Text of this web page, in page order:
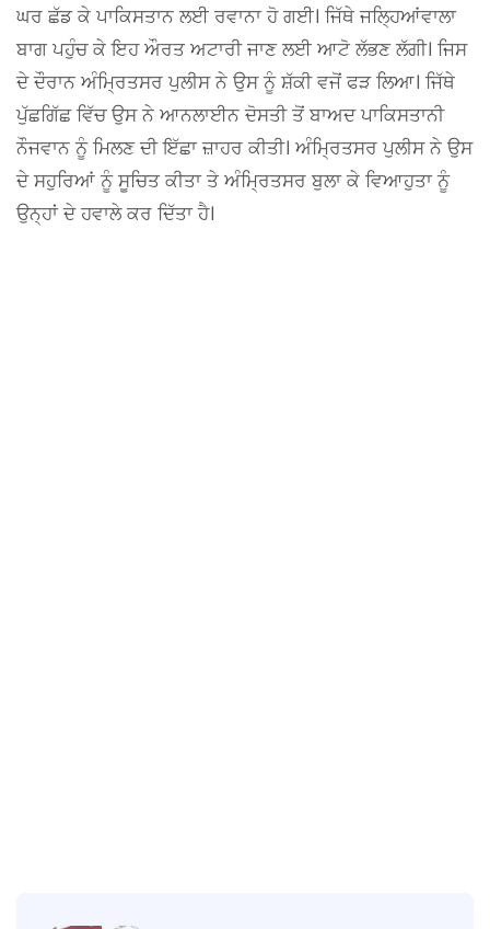
ਘਰ ਛੱਡ ਕੇ ਪਾਕਿਸਤਾਨ ਲਈ ਰਵਾਨਾ ਹੋ ਗਈ। ਜਿੱਥੇ ਜਲ੍ਹਿਆਂਵਾਲਾ
ਬਾਗ ਪਹੁੰਚ ਕੇ ਇਹ ਔਰਤ ਅਟਾਰੀ ਜਾਣ ਲਈ ਆਟੋ ਲੱਭਣ ਲੱਗੀ। ਜਿਸ
ਦੇ ਦੌਰਾਨ ਅੰਮ੍ਰਿਤਸਰ ਪੁਲੀਸ ਨੇ ਉਸ ਨੂੰ ਸ਼ੱਕੀ ਵਜੋਂ ਫੜ ਲਿਆ। ਜਿੱਥੇ
ਪੁੱਛਗਿੱਛ ਵਿੱਚ ਉਸ ਨੇ ਆਨਲਾਈਨ ਦੋਸਤੀ ਤੋਂ ਬਾਅਦ ਪਾਕਿਸਤਾਨੀ
ਨੌਜਵਾਨ ਨੂੰ ਮਿਲਣ ਦੀ ਇੱਛਾ ਜ਼ਾਹਰ ਕੀਤੀ। ਅੰਮ੍ਰਿਤਸਰ ਪੁਲੀਸ ਨੇ ਉਸ
ਦੇ ਸਹੁਰਿਆਂ ਨੂੰ ਸੂਚਿਤ ਕੀਤਾ ਤੇ ਅੰਮ੍ਰਿਤਸਰ ਬੁਲਾ ਕੇ ਵਿਆਹੁਤਾ ਨੂੰ
ਉਨ੍ਹਾਂ ਦੇ ਹਵਾਲੇ ਕਰ ਦਿੱਤਾ ਹੈ।